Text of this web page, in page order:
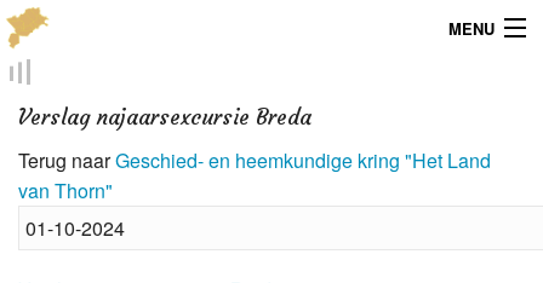
MENU
Menu
Dialect
Locaties
Verslag najaarsexcursie Breda
Terug naarGeschied- en heemkundige kring "Het Land
van Thorn"
01-10-2024